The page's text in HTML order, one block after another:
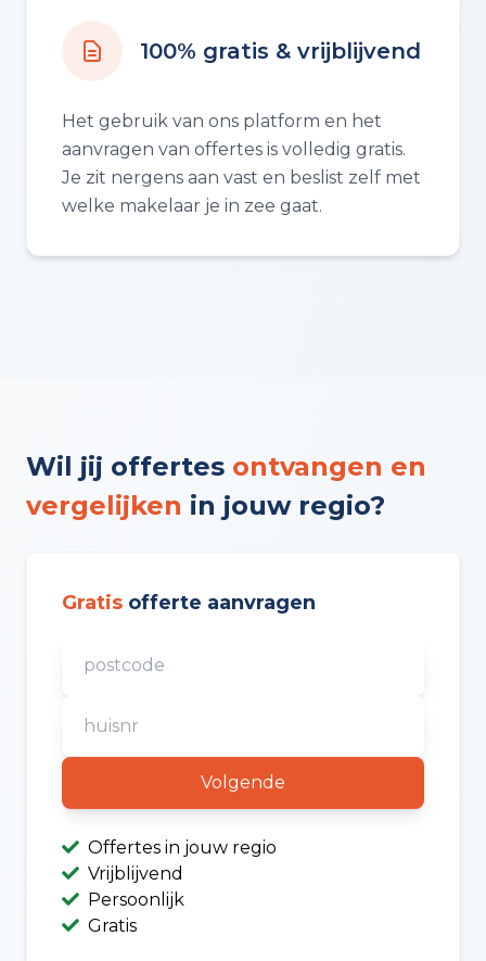
100% gratis & vrijblijvend
Het gebruik van ons platform en het
aanvragen van offertes is volledig gratis.
Je zit nergens aan vast en beslist zelf met
welke makelaar je in zee gaat.
Wil jij offertes ontvangen en
vergelijken in jouw regio?
Gratis offerte aanvragen
Volgende
Offertes in jouw regio
Vrijblijvend
Persoonlijk
Gratis